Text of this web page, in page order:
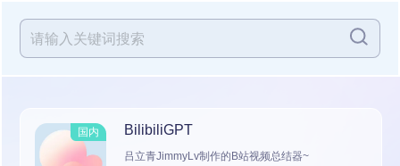
国内 BilibiliGPT
吕立青JimmyLv制作的B站视频总结器~